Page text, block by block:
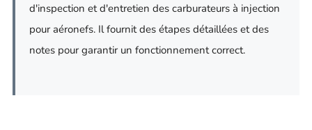
d'inspection et d'entretien des carburateurs à injection
pour aéronefs. Il fournit des étapes détaillées et des
notes pour garantir un fonctionnement correct.